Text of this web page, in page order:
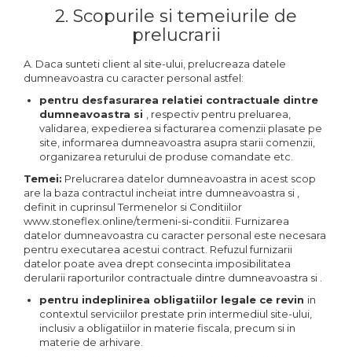
2. Scopurile si temeiurile de
prelucrarii
A. Daca sunteti client al site-ului, prelucreaza datele
dumneavoastra cu caracter personal astfel:
pentru desfasurarea relatiei contractuale dintre
dumneavoastra si , respectiv pentru preluarea,
validarea, expedierea si facturarea comenzii plasate pe
site, informarea dumneavoastra asupra starii comenzii,
organizarea returului de produse comandate etc.
Temei: Prelucrarea datelor dumneavoastra in acest scop
are la baza contractul incheiat intre dumneavoastra si ,
definit in cuprinsul Termenelor si Conditiilor
www.stoneflex.online/termeni-si-conditii. Furnizarea
datelor dumneavoastra cu caracter personal este necesara
pentru executarea acestui contract. Refuzul furnizarii
datelor poate avea drept consecinta imposibilitatea
derularii raporturilor contractuale dintre dumneavoastra si .
pentru indeplinirea obligatiilor legale ce revin in
contextul serviciilor prestate prin intermediul site-ului,
inclusiv a obligatiilor in materie fiscala, precum si in
materie de arhivare.